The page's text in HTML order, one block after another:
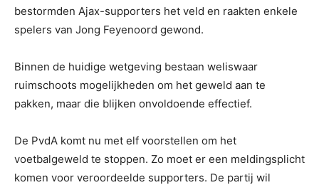
bestormden Ajax-supporters het veld en raakten enkele
spelers van Jong Feyenoord gewond.
Binnen de huidige wetgeving bestaan weliswaar
ruimschoots mogelijkheden om het geweld aan te
pakken, maar die blijken onvoldoende effectief.
De PvdA komt nu met elf voorstellen om het
voetbalgeweld te stoppen. Zo moet er een meldingsplicht
komen voor veroordeelde supporters. De partij wil